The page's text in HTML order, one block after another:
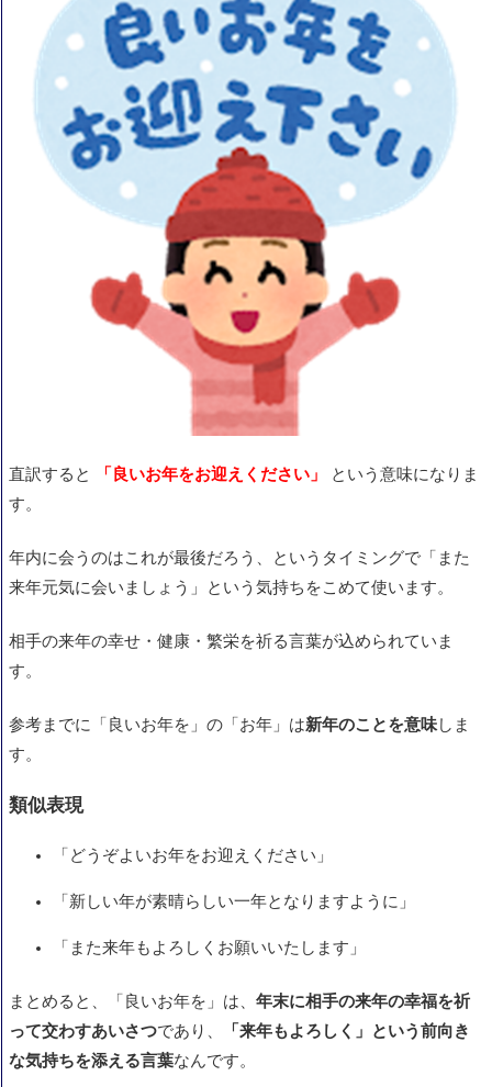
3. 温かい気持ちを添えて
ビジネスで使う場合
使うタイミング（日本語の「良いお年を」と
同じ）
英語表現まとめ
直訳すると 「良いお年をお迎えください」
という意味になりま
す。
年内に会うのはこれが最後だろう、というタイミングで「また
来年元気に会いましょう」という気持ちをこめて使います。
相手の来年の幸せ・健康・繁栄を祈る言葉が込められていま
す。
参考までに「良いお年を」の「お年」は新年のことを意味しま
す。
類似表現
「どうぞよいお年をお迎えください」
「新しい年が素晴らしい一年となりますように」
「また来年もよろしくお願いいたします」
まとめると、「良いお年を」は、 年末に相手の来年の幸福を祈
って交わすあいさつであり、
「来年もよろしく」という前向き
な気持ちを添える言葉なんです。